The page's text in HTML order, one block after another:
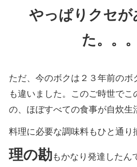
やっぱりクセが
た。。。
ただ、今のボクは２３年前のボ
も違いました。このご時世でこ
の、ほぼすべての食事が自炊生
料理に必要な調味料もひと通り
理の勘もかなり発達したん